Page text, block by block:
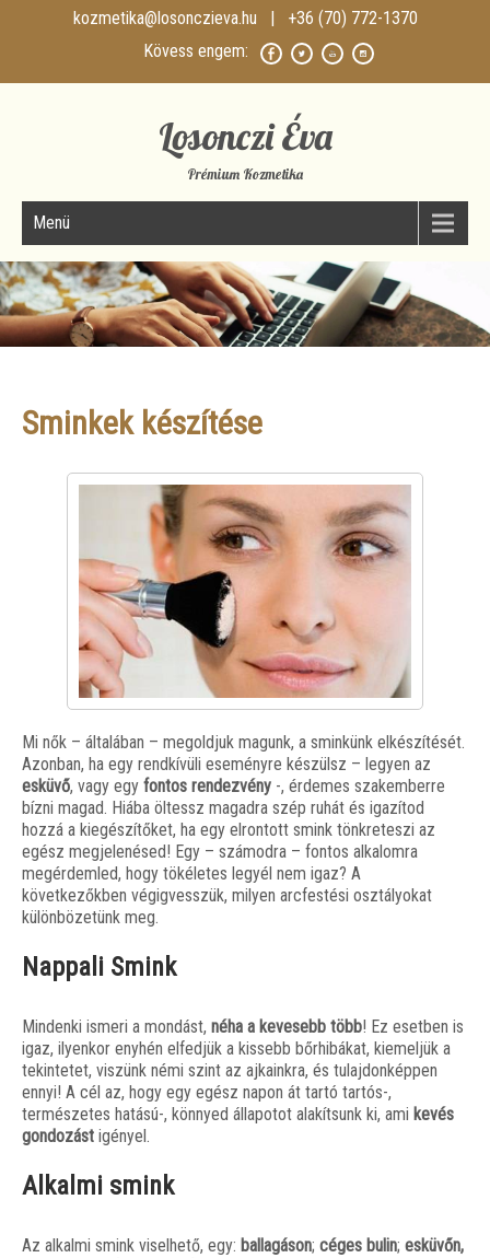
kozmetika@losonczieva.hu | +36 (70) 772-1370
Losonczi Éva
Prémium Kozmetika
Menü
Sminkek készítése
Mi nők – általában – megoldjuk magunk, a sminkünk elkészítését.
Azonban, ha egy rendkívüli eseményre készülsz – legyen az
esküvő, vagy egy fontos rendezvény -, érdemes szakemberre
bízni magad. Hiába öltessz magadra szép ruhát és igazítod
hozzá a kiegészítőket, ha egy elrontott smink tönkreteszi az
egész megjelenésed! Egy – számodra – fontos alkalomra
megérdemled, hogy tökéletes legyél nem igaz? A
következőkben végigvesszük, milyen arcfestési osztályokat
különbözetünk meg.
Nappali Smink
Mindenki ismeri a mondást, néha a kevesebb több! Ez esetben is
igaz, ilyenkor enyhén elfedjük a kissebb bőrhibákat, kiemeljük a
tekintetet, viszünk némi szint az ajkainkra, és tulajdonképpen
ennyi! A cél az, hogy egy egész napon át tartó tartós-,
természetes hatású-, könnyed állapotot alakítsunk ki, ami kevés
gondozást igényel.
Alkalmi smink
Az alkalmi smink viselhető, egy: ballagáson; céges bulin; esküvőn,